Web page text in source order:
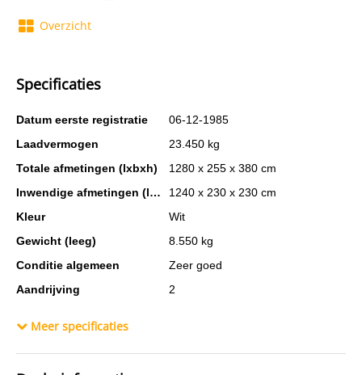
Overzicht
Specificaties
Datum eerste registratie
06-12-1985
Laadvermogen
23.450 kg
Totale afmetingen (lxbxh)
1280 x 255 x 380 cm
Inwendige afmetingen (lxbxh)
1240 x 230 x 230 cm
Kleur
Wit
Gewicht (leeg)
8.550 kg
Conditie algemeen
Zeer goed
Aandrijving
2
Meer specificaties